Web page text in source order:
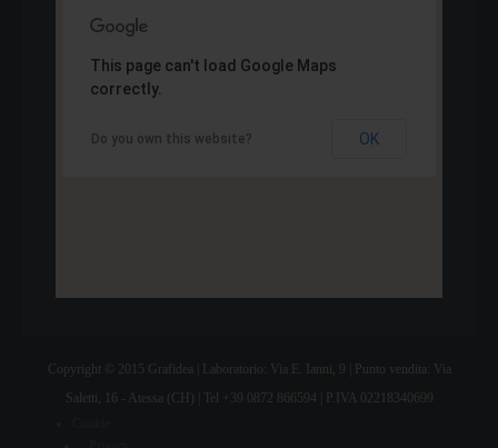
This page can't load Google Maps
correctly.
Do you own this website? OK
Copyright © 2015 Grafidea | Laboratorio: Via E. Ianni, 9 | Punto vendita: Via
Saletti, 16 - Atessa (CH) | Tel +39 0872 866594 | P.IVA 02218340699